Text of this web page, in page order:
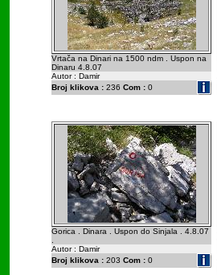
Vrtača na Dinari na 1500 ndm . Uspon na
Dinaru 4.8.07
Autor : Damir
Broj klikova : 236 Com : 0
Gorica . Dinara . Uspon do Sinjala . 4.8.07
Autor : Damir
Broj klikova : 203 Com : 0